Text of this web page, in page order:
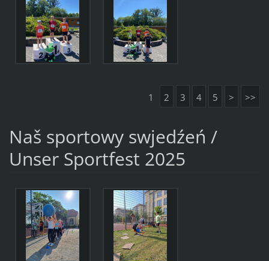
1 2 3 4 5 > >>
Naš sportowy swjedźeń /
Unser Sportfest 2025